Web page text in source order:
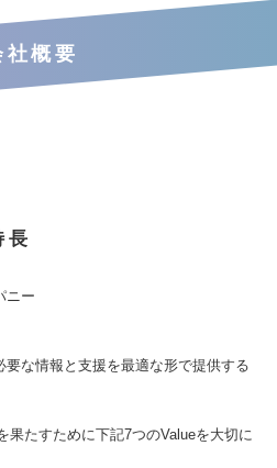
社概要
長
ニー
な情報と支援を最適な形で提供する
果たすために下記7つのValueを大切に